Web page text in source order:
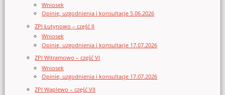
Wniosek
Opinie, uzgodnienia i konsultacje 5.06.2026
ZPI Łutynowo – część II
Wniosek
Opinie, uzgodnienia i konsultacje 17.07.2026
ZPI Witramowo – część VI
Wniosek
Opinie, uzgodnienia i konsultacje 17.07.2026
ZPI Waplewo – część VII